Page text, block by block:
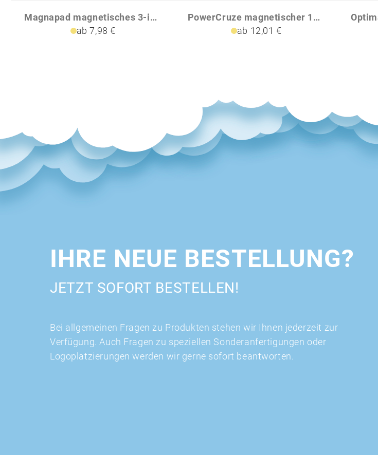
Magnapad magnetisches 3-in-1 15W Ladepad aus RCS rPlastik
ab 7,98 €
PowerCruze magnetischer 15W Autohalter aus RCS rec ABS
ab 12,01 €
IHRE NEUE BESTELLUNG?
JETZT SOFORT BESTELLEN!
Bei allgemeinen Fragen zu Produkten stehen wir Ihnen jederzeit zur
Verfügung. Auch Fragen zu speziellen Sonderanfertigungen oder
Logoplatzierungen werden wir gerne sofort beantworten.